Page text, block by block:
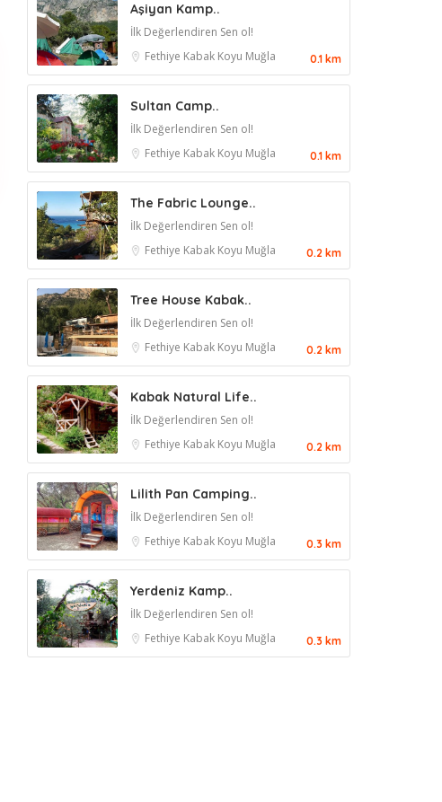
Aşiyan Kamp..
İlk Değerlendiren Sen ol!
Fethiye Kabak Koyu Muğla 0.1 km
Sultan Camp..
İlk Değerlendiren Sen ol!
Fethiye Kabak Koyu Muğla 0.1 km
The Fabric Lounge..
İlk Değerlendiren Sen ol!
Fethiye Kabak Koyu Muğla 0.2 km
Tree House Kabak..
İlk Değerlendiren Sen ol!
Fethiye Kabak Koyu Muğla 0.2 km
Kabak Natural Life..
İlk Değerlendiren Sen ol!
Fethiye Kabak Koyu Muğla 0.2 km
Lilith Pan Camping..
İlk Değerlendiren Sen ol!
Fethiye Kabak Koyu Muğla 0.3 km
Yerdeniz Kamp..
İlk Değerlendiren Sen ol!
Fethiye Kabak Koyu Muğla 0.3 km